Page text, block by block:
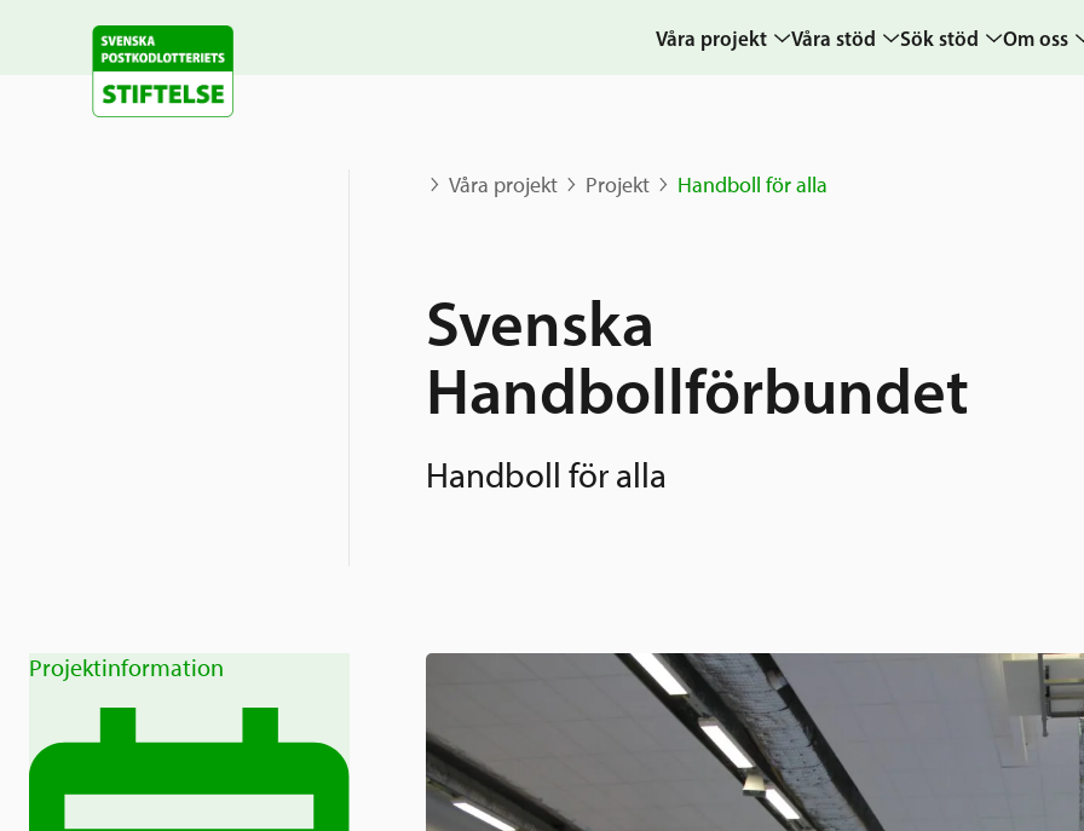
Våra projekt
Karta
Våra stöd
Grannskapsinitiativet
Sök stöd
världen
Om oss
Våra projekt Projekt Handboll för alla
Svenska
Handbollförbundet
Handboll för alla
Projektinformation